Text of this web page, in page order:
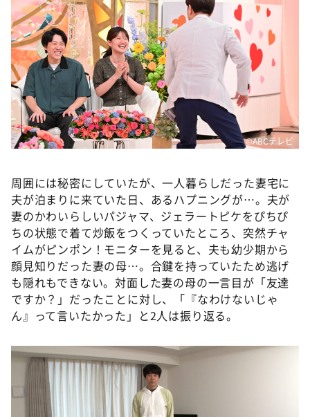
©ABCテレビ
周囲には秘密にしていたが、一人暮らしだった妻宅に
夫が泊まりに来ていた日、あるハプニングが…。夫が
妻のかわいらしいパジャマ、ジェラートピケをぴちぴ
ちの状態で着て炒飯をつくっていたところ、突然チャ
イムがピンポン！モニターを見ると、夫も幼少期から
顔見知りだった妻の母…。合鍵を持っていたため逃げ
も隠れもできない。対面した妻の母の一言目が「友達
ですか？」だったことに対し、「『なわけないじゃ
ん』って言いたかった」と2人は振り返る。